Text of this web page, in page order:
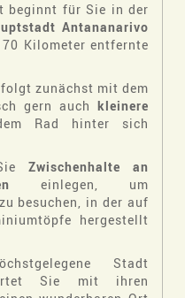
beginnt für Sie in der
Antananarivo
Kilometer entfernte
zunächst mit dem
gern auch kleinere
Rad hinter sich
Zwischenhalte an
einlegen, um
besuchen, in der auf
hergestellt
Stadt
Sie mit ihren